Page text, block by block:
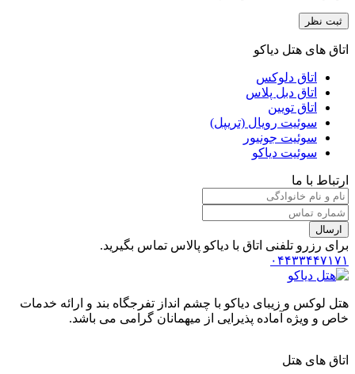
ثبت نظر
اتاق های هتل دیاکو
اتاق دلوکس
اتاق دبل پلاس
اتاق تویین
سوئیت رویال (تریپل)
سوئیت جونیور
سوئیت دیاکو
ارتباط با ما
ارسال
برای رزرو تلفنی اتاق با دیاکو پالاس تماس بگیرید.
۰۴۴۳۳۴۴۷۱۷۱
هتل لوکس و زیبای دیاکو با چشم انداز تفرجگاه بند و ارائه خدمات
خاص و ویژه آماده پذیرایی از میهمانان گرامی می باشد.
اتاق های هتل